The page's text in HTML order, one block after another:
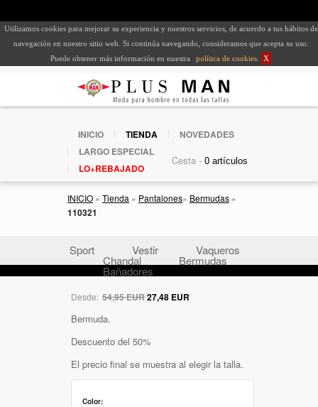
Utilizamos cookies para mejorar su experiencia y nuestros servicios, de acuerdo a tus hábitos de
navegación en nuestro sitio web. Si continúa navegando, consideramos que acepta su uso.
Puede obtener más información en nuestra
política de cookies X
INICIO TIENDA
NOVEDADES
LARGO ESPECIAL
LO+REBAJADO
Cesta -
INICIO » Tienda » Pantalones» Bermudas »
110321
Sport Vestir Vaqueros
Chandal Bermudas
Bañadores
Desde: 54,95 EUR27,48 EUR
Bermuda.
Descuento del 50%
El precio final se muestra al elegir la talla.
Color: